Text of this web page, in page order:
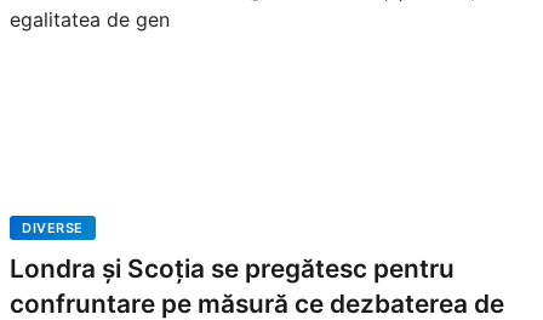
DIVERSE
Londra și Scoția se pregătesc pentru
confruntare pe măsură ce dezbaterea de